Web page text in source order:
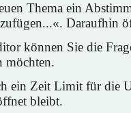
Thema ein
Daraufhin
können Sie die
möchten.
ein Zeit Limit für die
bleibt.